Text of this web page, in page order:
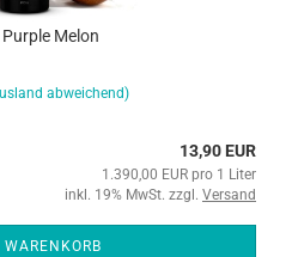
Melon
abweichend)
13,90 EUR
1.390,00 EUR pro 1 Liter
inkl. 19% MwSt. zzgl. Versand
WARENKORB